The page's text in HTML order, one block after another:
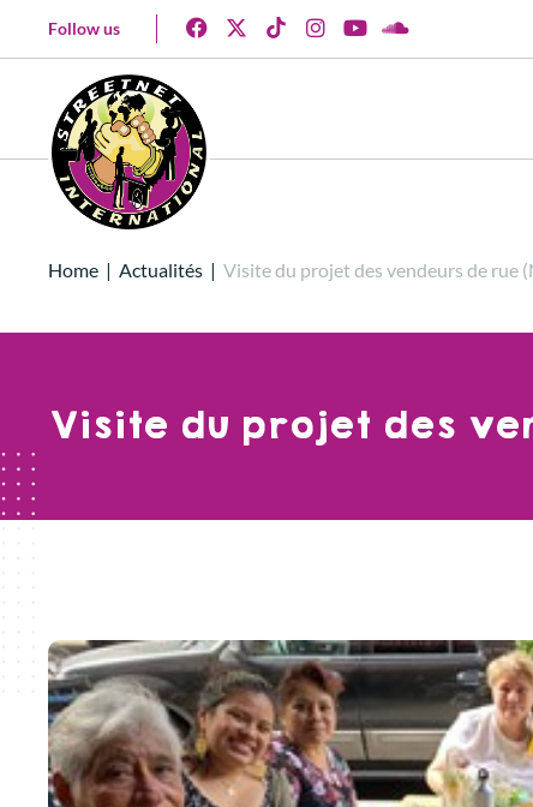
Follow us
Home | Actualités | Visite du projet des vendeurs de rue
Visite du projet des